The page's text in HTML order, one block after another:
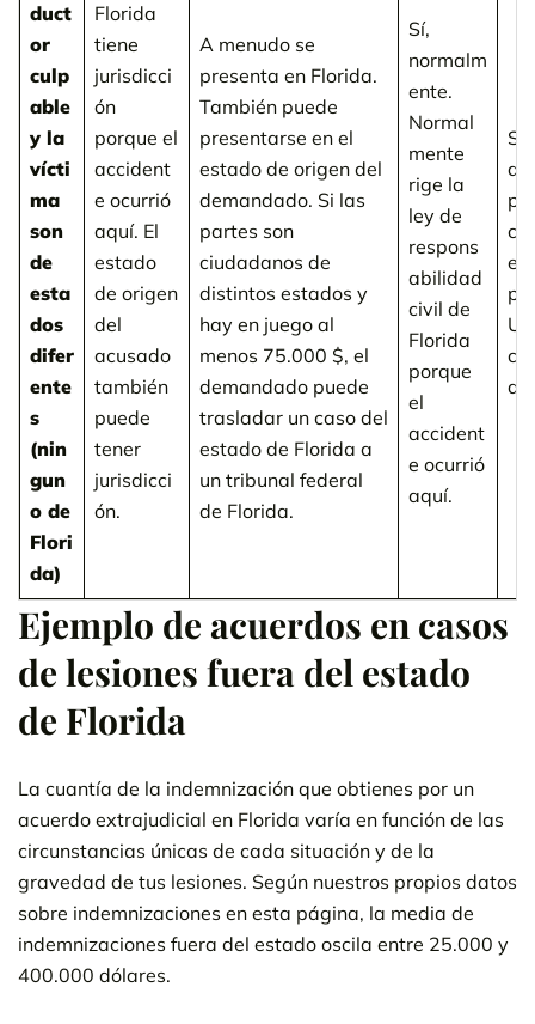
duct
or
culp
able
y la
vícti
ma
son
de
esta
dos
difer
ente
s
(nin
gun
o de
Flori
da)
Florida
tiene
jurisdicci
ón
porque el
accident
e ocurrió
aquí. El
estado
de origen
del
acusado
también
puede
tener
jurisdicci
ón.
A menudo se
presenta en Florida.
También puede
presentarse en el
estado de origen del
demandado. Si las
partes son
ciudadanos de
distintos estados y
hay en juego al
menos 75.000 $, el
demandado puede
trasladar un caso del
estado de Florida a
un tribunal federal
de Florida.
Sí,
normalm
ente.
Normal
mente
rige la
ley de
respons
abilidad
civil de
Florida
porque
el
accident
e ocurrió
aquí.
de
Ejemplo de acuerdos en casos
de lesiones fuera del estado
de Florida
La cuantía de la indemnización que obtienes por un
acuerdo extrajudicial en Florida varía en función de las
circunstancias únicas de cada situación y de la
gravedad de tus lesiones. Según nuestros propios datos
sobre indemnizaciones en esta página, la media de
indemnizaciones fuera del estado oscila entre 25.000 y
400.000 dólares.